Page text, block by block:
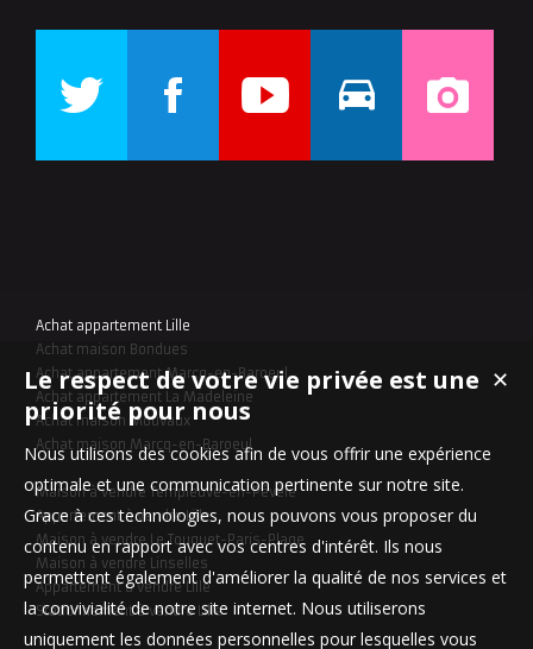
Achat appartement Lille
Achat maison Bondues
Achat appartement Marcq-en-Baroeul
Achat appartement La Madeleine
Achat maison Mouvaux
Achat maison Marcq-en-Baroeul
Maison à vendre Templeuve-en-Pévèle
Appartement à vendre Lille
Maison à vendre Le Touquet-Paris-Plage
Maison à vendre Linselles
Appartement à vendre Lille
Stationnement à vendre Lille
✕
Le respect de votre vie privée est une
priorité pour nous
Nous utilisons des cookies afin de vous offrir une expérience
optimale et une communication pertinente sur notre site.
Grace à ces technologies, nous pouvons vous proposer du
contenu en rapport avec vos centres d'intérêt. Ils nous
permettent également d'améliorer la qualité de nos services et
la convivialité de notre site internet. Nous utiliserons
uniquement les données personnelles pour lesquelles vous